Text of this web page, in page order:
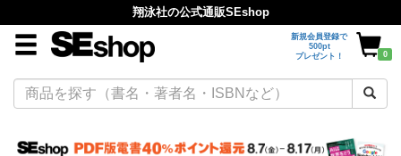
翔泳社の公式通販SEshop
新規会員登録で
500pt
プレゼント！
0